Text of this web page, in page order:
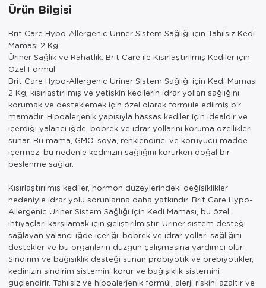
Ürün Bilgisi
Brit Care Hypo-Allergenic Üriner Sistem Sağlığı için Tahılsız Kedi
Maması 2 Kg
Üriner Sağlık ve Rahatlık: Brit Care ile Kısırlaştırılmış Kediler için
Özel Formül
Brit Care Hypo-Allergenic Üriner Sistem Sağlığı için Kedi Maması
2 Kg, kısırlaştırılmış ve yetişkin kedilerin idrar yolları sağlığını
korumak ve desteklemek için özel olarak formüle edilmiş bir
mamadır. Hipoalerjenik yapısıyla hassas kediler için idealdir ve
içerdiği yalancı iğde, böbrek ve idrar yollarını koruma özellikleri
sunar. Bu mama, GMO, soya, renklendirici ve koruyucu madde
içermez, bu nedenle kedinizin sağlığını korurken doğal bir
beslenme sağlar.
Kısırlaştırılmış kediler, hormon düzeylerindeki değişiklikler
nedeniyle idrar yolu sorunlarına daha yatkındır. Brit Care Hypo-
Allergenic Üriner Sistem Sağlığı için Kedi Maması, bu özel
ihtiyaçları karşılamak için geliştirilmiştir. Üriner sistem desteği
sağlayan yalancı iğde içeriği, böbrek ve idrar yolları sağlığını
destekler ve bu organların düzgün çalışmasına yardımcı olur.
Sindirim ve bağışıklık desteği sunan probiyotik ve prebiyotikler,
kedinizin sindirim sistemini korur ve bağışıklık sistemini
güçlendirir. Tahılsız ve hipoalerjenik formül, alerji riskini azaltır ve